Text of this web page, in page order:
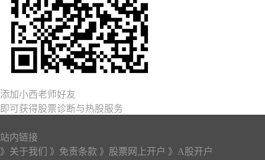
添加小西老师好友
即可获得股票诊断与热股服务
站内链接
》关于我们
》免责条款 》股票网上开户 》A股开户